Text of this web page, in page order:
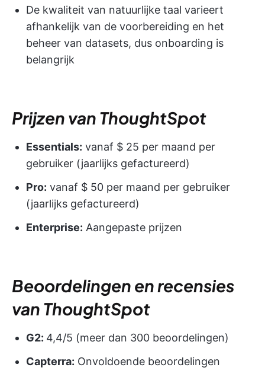
De kwaliteit van natuurlijke taal varieert
afhankelijk van de voorbereiding en het
beheer van datasets, dus onboarding is
belangrijk
Prijzen van ThoughtSpot
Essentials: vanaf $ 25 per maand per
gebruiker (jaarlijks gefactureerd)
Pro: vanaf $ 50 per maand per gebruiker
(jaarlijks gefactureerd)
Enterprise: Aangepaste prijzen
Beoordelingen en recensies
van ThoughtSpot
G2: 4,4/5 (meer dan 300 beoordelingen)
Capterra: Onvoldoende beoordelingen